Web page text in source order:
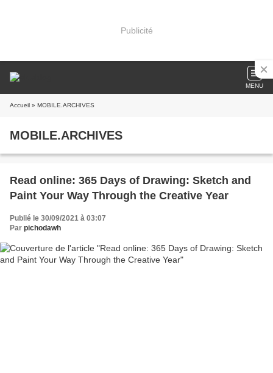
Publicité
MENU
Accueil » MOBILE.ARCHIVES
MOBILE.ARCHIVES
Read online: 365 Days of Drawing: Sketch and
Paint Your Way Through the Creative Year
Publié le 30/09/2021 à 03:07
Par pichodawh